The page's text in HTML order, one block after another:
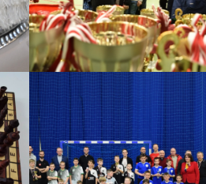
Turniej o PUCHAR KNC
2023
Halowy turniej piłki nożnej